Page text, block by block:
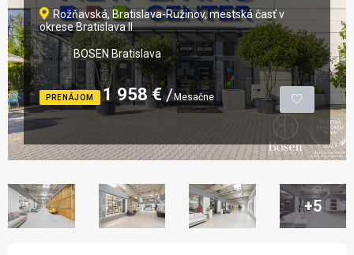
Rožňavská, Bratislava-Ružinov, mestská časť v
okrese Bratislava II
BOSEN Bratislava
PRENÁJOM 1 958 € Mesačne
+5